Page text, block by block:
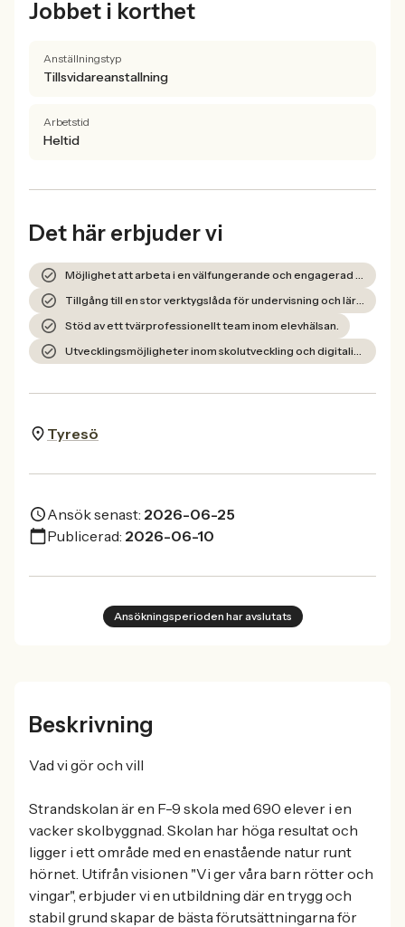
Jobbet i korthet
Anställningstyp
Tillsvidareanstallning
Arbetstid
Heltid
Det här erbjuder vi
Möjlighet att arbeta i en välfungerande och engagerad arbetsmiljö.
Tillgång till en stor verktygslåda för undervisning och lärande.
Stöd av ett tvärprofessionellt team inom elevhälsan.
Utvecklingsmöjligheter inom skolutveckling och digitalisering.
Tyresö
Ansök senast: 2026-06-25
Publicerad: 2026-06-10
Ansökningsperioden har avslutats
Beskrivning
Vad vi gör och vill
Strandskolan är en F-9 skola med 690 elever i en
vacker skolbyggnad. Skolan har höga resultat och
ligger i ett område med en enastående natur runt
hörnet. Utifrån visionen "Vi ger våra barn rötter och
vingar", erbjuder vi en utbildning där en trygg och
stabil grund skapar de bästa förutsättningarna för